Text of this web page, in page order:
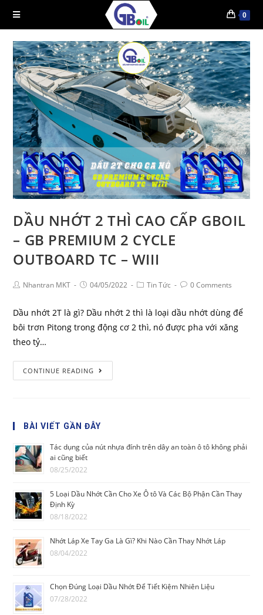
0
DẦU NHỚT 2 THÌ CAO CẤP GBOIL
– GB PREMIUM 2 CYCLE
OUTBOARD TC – WIII
Nhantran MKT 04/05/2022 Tin Tức 0 Comments
Dầu nhớt 2T là gì? Dầu nhớt 2 thì là loại dầu nhớt dùng để
bôi trơn Pitong trong động cơ 2 thì, nó được pha với xăng
theo tỷ…
CONTINUE READING
BÀI VIẾT GẦN ĐÂY
Tác dụng của nút nhựa đính trên dây an toàn ô tô không phải
ai cũng biết
08/25/2022
5 Loại Dầu Nhớt Cần Cho Xe Ô tô Và Các Bộ Phận Cần Thay
Định Kỳ
08/18/2022
Nhớt Láp Xe Tay Ga Là Gì? Khi Nào Cần Thay Nhớt Láp
08/04/2022
Chọn Đúng Loại Dầu Nhớt Để Tiết Kiệm Nhiên Liệu
07/28/2022